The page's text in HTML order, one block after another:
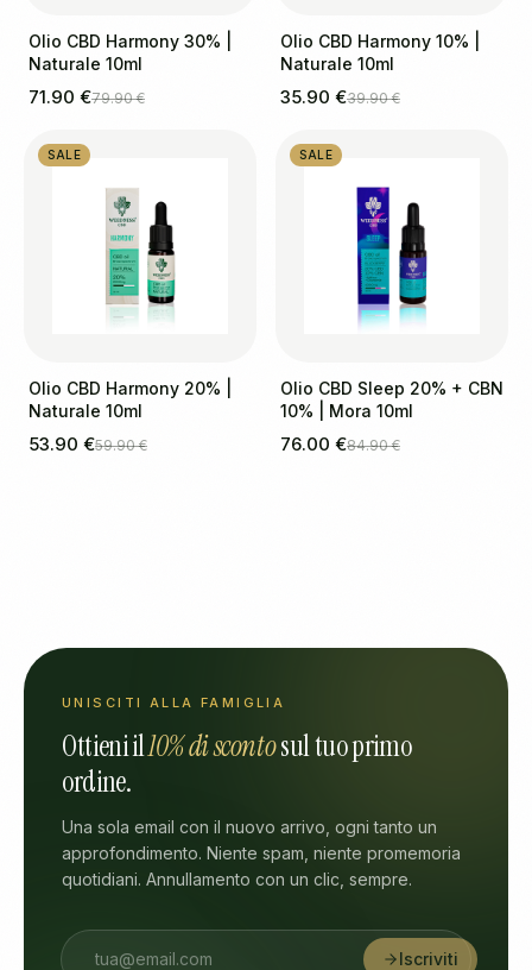
Olio CBD Harmony 30% |
Naturale 10ml
71.90 €79.90 €
Olio CBD Harmony 10% |
Naturale 10ml
35.90 €39.90 €
SALE
Olio CBD Harmony 20% |
Naturale 10ml
53.90 €59.90 €
SALE
Olio CBD Sleep 20% + CBN
10% | Mora 10ml
76.00 €84.90 €
UNISCITI ALLA FAMIGLIA
Ottieni il10% di scontosul tuo primo
ordine.
Una sola email con il nuovo arrivo, ogni tanto un
approfondimento. Niente spam, niente promemoria
quotidiani. Annullamento con un clic, sempre.
Iscriviti